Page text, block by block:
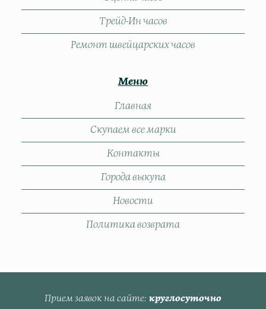
Трейд-Ин часов
Ремонт швейцарских часов
Меню
Главная
Скупаем все марки
Контакты
Города выкупа
Новости
Политика возврата
Прием заявок на сайте круглосуточно